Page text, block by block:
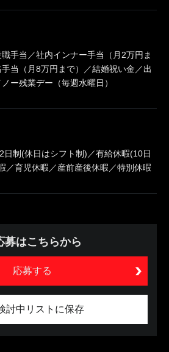
手当／社内インナー手当（月2万円ま
当（月8万円まで）／結婚祝い金／出
ー残業デー（毎週水曜日）
日制(休日はシフト制)／有給休暇(10日
／育児休暇／産前産後休暇／特別休暇
募はこちらから
応募する
討中リストに保存